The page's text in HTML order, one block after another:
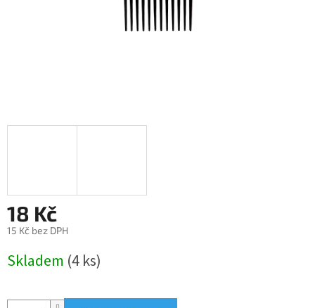
18 Kč
15 Kč bez DPH
cena:
Skladem (4 ks)